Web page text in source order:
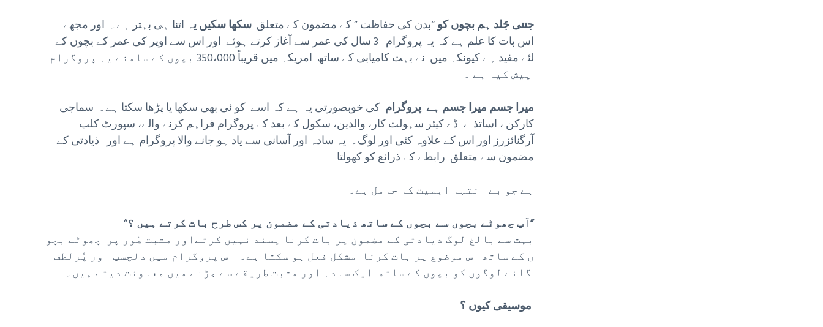
جتنی جَلد ہم بچوں کو“بدن کی حفاظت ” کے مضمون کے متعلقسکھا سکیں یہ اتنا ہی بہتر ہے۔ اور مجھے
اس بات کا علم ہے کہ یہ پروگرام 3 سال کی عمر سے آغاز کرتے ہوئے اور اس سے اوپر کی عمر کے بچوں کے
لئے مفید ہے کیونکہ میں نے بہت کامیابی کے ساتھ امریکہ میں قریباً 350،000 بچوں کے سامنے یہ پروگرام
میرا جسم میرا جسم ہے پروگرام کی خوبصورتی یہ ہے کہ اسے کو ئی بھی سکھا یا پڑھا سکتا ہے۔ سماجی
کارکن ، اساتذہ، ڈے کیئر سہولت کار، والدین، سکول کے بعد کے پروگرام فراہم کرنے والے، سپورٹ کلب
آرگنائزرز اور اس کے علاوہ کئی اور لوگ۔ یہ سادہ اور آسانی سے یاد ہو جانے والا پروگرام ہے اور ذیادتی کے
مضمون سے متعلق رابطے کے ذرائع کو کھولتا
ہے جو بے انتہا اہمیت کا حامل ہے۔
“
آپ چھوٹے بچوں سے بچوں کے ساتھ ذیادتی کے مضمون پر کس طرح بات کرتے ہیں ؟”
بہت سے بالغ لوگ ذیادتی کے مضمون پر بات کرنا پسند نہیں کرتےاور مثبت طور پر چھوٹے بچو
ں کے ساتھ اس موضوع پر بات کرنا مشکل فعل ہو سکتا ہے۔ اس پروگرام میں دلچسپ اور پُرلطف
موسیقی کیوں ؟